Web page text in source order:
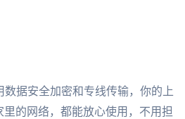
据安全加密和专线传输，你的上
的网络，都能放心使用，不用担